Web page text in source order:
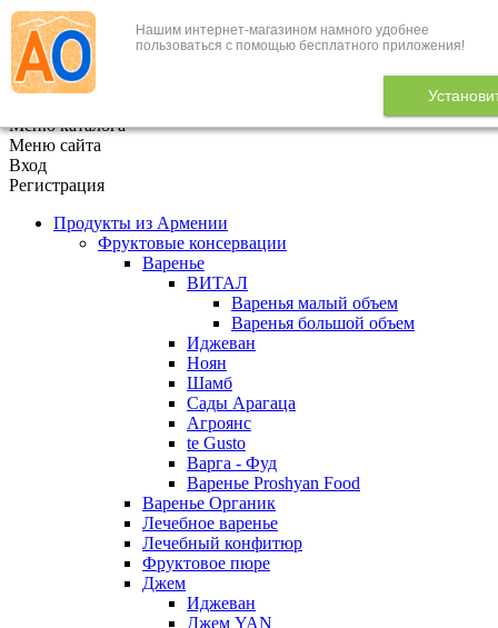
Нашим интернет-магазином намного удобнее
пользоваться с помощью бесплатного приложения!
+7 (495) 646-888-1
В корзине 0
Меню каталога
Меню сайта
Вход
Регистрация
Продукты из Армении
Фруктовые консервации
Варенье
ВИТАЛ
Варенья малый объем
Варенья большой объем
Иджеван
Ноян
Шамб
Сады Арагаца
Агроянс
te Gusto
Варга - Фуд
Варенье Proshyan Food
Варенье Органик
Лечебное варенье
Лечебный конфитюр
Фруктовое пюре
Джем
Иджеван
Джем YAN